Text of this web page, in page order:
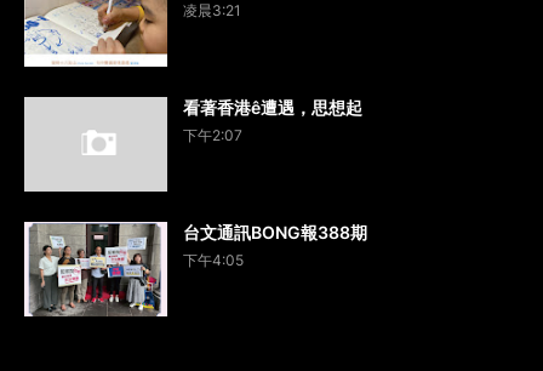
凌晨3:21
看著香港ê遭遇，思想起
下午2:07
台文通訊BONG報388期
下午4:05